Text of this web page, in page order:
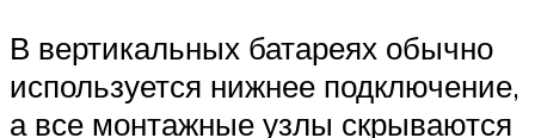
В вертикальных батареях обычно
используется нижнее подключение,
а все монтажные узлы скрываются